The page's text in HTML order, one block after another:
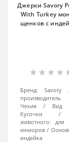
Джерки Savory
With Turkey
щенков с
Бренд: Savory
Чехия
Вид
Кусочки
животного:
для
юниоров
индейка